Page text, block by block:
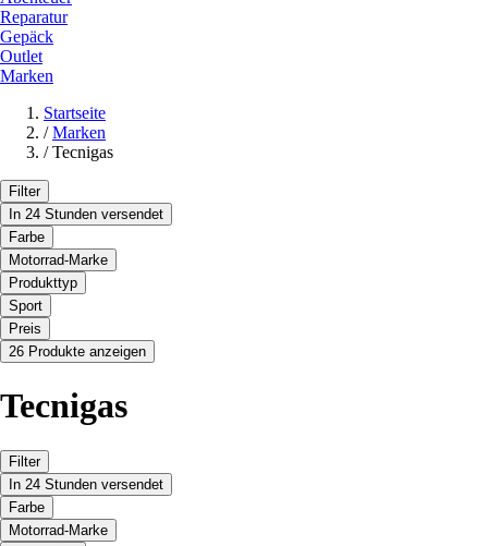
Reparatur
Gepäck
Outlet
Marken
Startseite
/ Marken
/ Tecnigas
Filter
In 24 Stunden versendet
Farbe
Motorrad-Marke
Produkttyp
Sport
Preis
26 Produkte anzeigen
Tecnigas
Filter
In 24 Stunden versendet
Farbe
Motorrad-Marke